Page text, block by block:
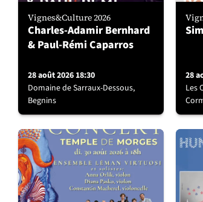
Vignes&Culture 2026
Charles-Adamir Bernhard
& Paul-Rémi Caparros
28 août 2026 18:30
Domaine de Sarraux-Dessous,
Begnins
28
Les